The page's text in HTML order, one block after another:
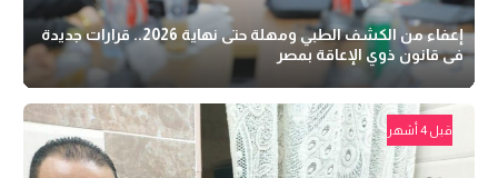
إعفاء من الكشف الطبي ومهلة حتى نهاية 2026.. قرارات جديدة
فى قانون ذوي الإعاقة بمصر
قبل 4 أشهر